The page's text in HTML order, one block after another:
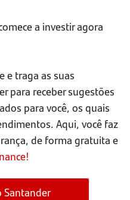
a investir agora
e traga as suas
para receber sugestões
para você, os quais
Aqui, você faz
de forma gratuita e
Santander